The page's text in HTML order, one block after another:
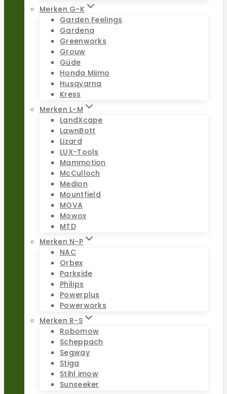
Merken G-K
Garden Feelings
Gardena
Greenworks
Grouw
Güde
Honda Miimo
Husqvarna
Kress
Merken L-M
LandXcape
LawnBott
Lizard
LUX-Tools
Mammotion
McCulloch
Medion
Mountfield
MOVA
Mowox
MTD
Merken N-P
NAC
Orbex
Parkside
Philips
Powerplus
Powerworks
Merken R-S
Robomow
Scheppach
Segway
Stiga
Stihl imow
Sunseeker